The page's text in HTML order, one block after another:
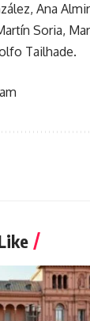
Ana
Soria,
Tailhade.